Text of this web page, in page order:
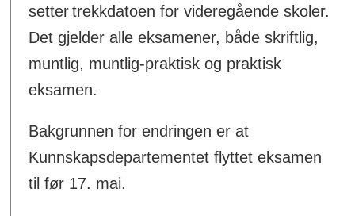
setter trekkdatoen for videregående skoler.
Det gjelder alle eksamener, både skriftlig,
muntlig, muntlig-praktisk og praktisk
eksamen.
Bakgrunnen for endringen er at
Kunnskapsdepartementet flyttet eksamen
til før 17. mai.